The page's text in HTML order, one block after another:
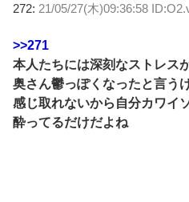
272: 21/05/27(木)09:36:58
>>271
本人たちには深刻なストレス
奥さん鬱っぽくなったと言う
感じ取れないから自分カワイ
酔ってるだけだよね